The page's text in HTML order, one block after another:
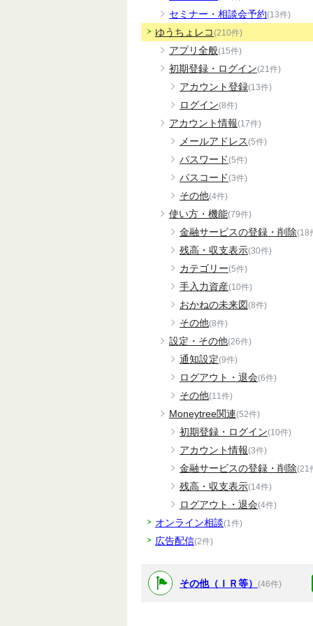
セミナー・相談会予約(13件)
ゆうちょレコ(210件)
アプリ全般(15件)
初期登録・ログイン(21件)
アカウント登録(13件)
ログイン(8件)
アカウント情報(17件)
メールアドレス(5件)
パスワード(5件)
パスコード(3件)
その他(4件)
使い方・機能(79件)
金融サービスの登録・削除(18
残高・収支表示(30件)
カテゴリー(5件)
手入力資産(10件)
おかねの未来図(8件)
その他(8件)
設定・その他(26件)
通知設定(9件)
ログアウト・退会(6件)
その他(11件)
Moneytree関連(52件)
初期登録・ログイン(10件)
アカウント情報(3件)
金融サービスの登録・削除(21
残高・収支表示(14件)
ログアウト・退会(4件)
オンライン相談(1件)
広告配信(2件)
その他（ＩＲ等） (46件)